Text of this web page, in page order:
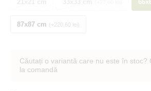
87x87 cm +220,60 lei
Căutați o variantă care nu este în stoc?
la comandă